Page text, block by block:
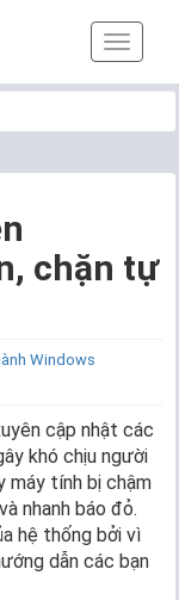
T
o
g
chặn tự
Windows
cập nhật các
khó chịu người
máy tính bị chậm
nhanh báo đỏ.
hệ thống bởi vì
dẫn các bạn